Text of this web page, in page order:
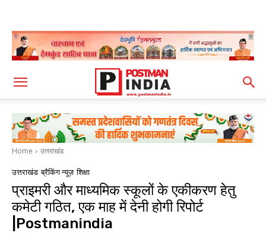
Home उत्तराखंड
उत्तराखंड ब्रैकिंग न्यूज़ शिक्षा
प्राइमरी और माध्यमिक स्कूलों के एकीकरण हेतु
कमेटी गठित, एक माह में देनी होगी रिपोर्ट
|Postmanindia